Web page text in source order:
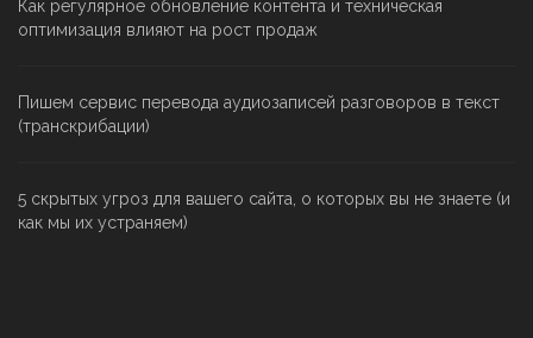
Как регулярное обновление контента и техническая
оптимизация влияют на рост продаж
Пишем сервис перевода аудиозаписей разговоров в текст
(транскрибации)
5 скрытых угроз для вашего сайта, о которых вы не знаете (и
как мы их устраняем)